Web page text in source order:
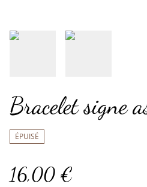
Bracelet signe
ÉPUISÉ
16,00 €